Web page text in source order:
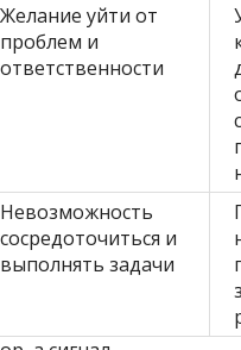
Желание уйти от
проблем и
ответственности
Невозможность
сосредоточиться и
выполнять задачи